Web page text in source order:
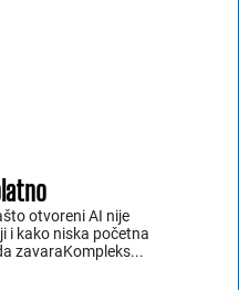
otvoreni AI nije
i kako niska početna
zavaraKompleks...